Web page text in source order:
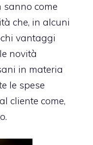
sanno come
che, in alcuni
vantaggi
novità
in materia
le spese
cliente come,